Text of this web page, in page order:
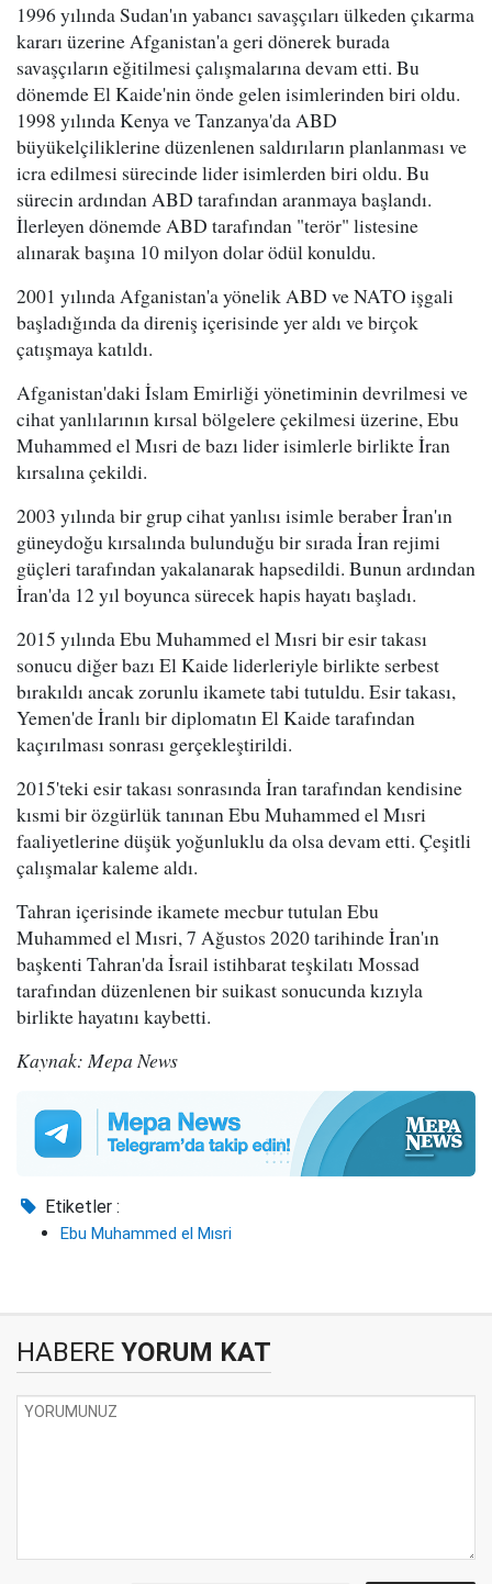
1996 yılında Sudan'ın yabancı savaşçıları ülkeden çıkarma
kararı üzerine Afganistan'a geri dönerek burada
savaşçıların eğitilmesi çalışmalarına devam etti. Bu
dönemde El Kaide'nin önde gelen isimlerinden biri oldu.
1998 yılında Kenya ve Tanzanya'da ABD
büyükelçiliklerine düzenlenen saldırıların planlanması ve
icra edilmesi sürecinde lider isimlerden biri oldu. Bu
sürecin ardından ABD tarafından aranmaya başlandı.
İlerleyen dönemde ABD tarafından "terör" listesine
alınarak başına 10 milyon dolar ödül konuldu.
2001 yılında Afganistan'a yönelik ABD ve NATO işgali
başladığında da direniş içerisinde yer aldı ve birçok
çatışmaya katıldı.
Afganistan'daki İslam Emirliği yönetiminin devrilmesi ve
cihat yanlılarının kırsal bölgelere çekilmesi üzerine, Ebu
Muhammed el Mısri de bazı lider isimlerle birlikte İran
kırsalına çekildi.
2003 yılında bir grup cihat yanlısı isimle beraber İran'ın
güneydoğu kırsalında bulunduğu bir sırada İran rejimi
güçleri tarafından yakalanarak hapsedildi. Bunun ardından
İran'da 12 yıl boyunca sürecek hapis hayatı başladı.
2015 yılında Ebu Muhammed el Mısri bir esir takası
sonucu diğer bazı El Kaide liderleriyle birlikte serbest
bırakıldı ancak zorunlu ikamete tabi tutuldu. Esir takası,
Yemen'de İranlı bir diplomatın El Kaide tarafından
kaçırılması sonrası gerçekleştirildi.
2015'teki esir takası sonrasında İran tarafından kendisine
kısmi bir özgürlük tanınan Ebu Muhammed el Mısri
faaliyetlerine düşük yoğunluklu da olsa devam etti. Çeşitli
çalışmalar kaleme aldı.
Tahran içerisinde ikamete mecbur tutulan Ebu
Muhammed el Mısri, 7 Ağustos 2020 tarihinde İran'ın
başkenti Tahran'da İsrail istihbarat teşkilatı Mossad
tarafından düzenlenen bir suikast sonucunda kızıyla
birlikte hayatını kaybetti.
Kaynak: Mepa News
Etiketler :
Ebu Muhammed el Mısri
HABERE YORUM KAT